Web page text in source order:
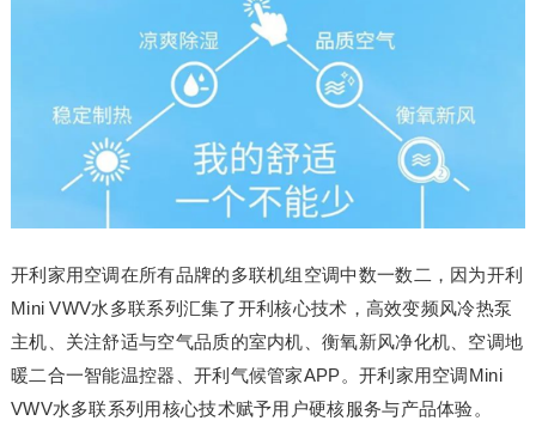
开利家用空调在所有品牌的多联机组空调中数一数二，因为开利
Mini VWV水多联系列汇集了开利核心技术，高效变频风冷热泵
主机、关注舒适与空气品质的室内机、衡氧新风净化机、空调地
暖二合一智能温控器、开利气候管家APP。开利家用空调Mini
VWV水多联系列用核心技术赋予用户硬核服务与产品体验。